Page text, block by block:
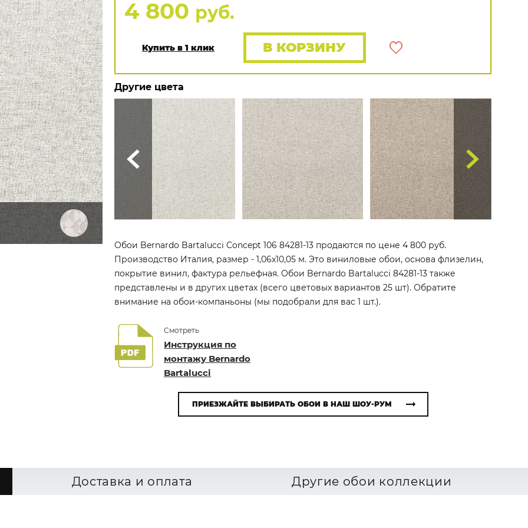
ПОКАЗАТЬ ВСЕ ОБОИ
4 800 руб.
Купить в 1 клик В КОРЗИНУ
Другие цвета
Обои Bernardo Bartalucci Concept 106 84281-13 продаются по цене 4 800 руб.
Производство Италия, размер - 1,06x10,05 м. Это виниловые обои, основа флизелин,
покрытие винил, фактура рельефная. Обои Bernardo Bartalucci 84281-13 также
представлены и в других цветах (всего цветовых вариантов 25 шт). Обратите
внимание на обои-компаньоны (мы подобрали для вас 1 шт.).
Смотреть
Инструкция по
монтажу Bernardo
Bartalucci
ПРИЕЗЖАЙТЕ ВЫБИРАТЬ ОБОИ В НАШ ШОУ-РУМ
Доставка и оплата Другие обои коллекции